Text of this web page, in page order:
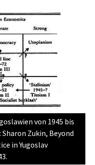
von 1945 bis
Zukin, Beyond
in Yugoslav